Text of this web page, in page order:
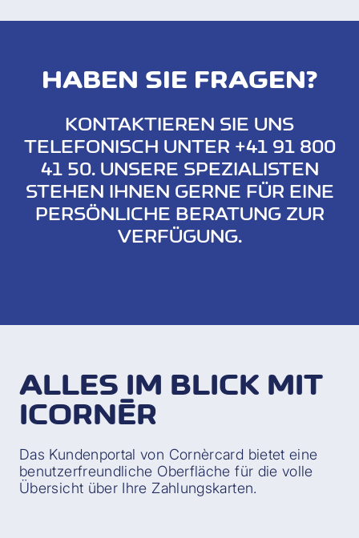
HABEN SIE FRAGEN?
KONTAKTIEREN SIE UNS
TELEFONISCH UNTER +41 91 800
41 50. UNSERE SPEZIALISTEN
STEHEN IHNEN GERNE FÜR EINE
PERSÖNLICHE BERATUNG ZUR
VERFÜGUNG.
ALLES IM BLICK MIT
ICORNÈR
Das Kundenportal von Cornèrcard bietet eine
benutzerfreundliche Oberfläche für die volle
Übersicht über Ihre Zahlungskarten.